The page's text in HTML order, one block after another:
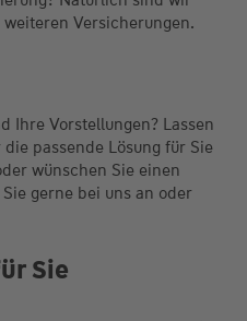
Versicherungen.
Ihre Vorstellungen? Lassen
passende Lösung für Sie
wünschen Sie einen
gerne bei uns an oder
Sie